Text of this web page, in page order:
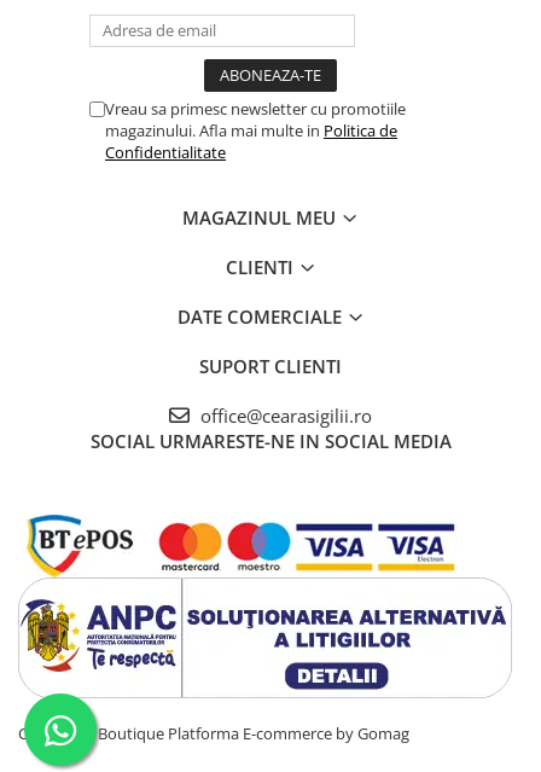
Vreau sa primesc newsletter cu promotiile
magazinului. Afla mai multe in Politica de
Confidentialitate
MAGAZINUL MEU
CLIENTI
DATE COMERCIALE
SUPORT CLIENTI
office@cearasigilii.ro
SOCIAL URMARESTE-NE IN SOCIAL MEDIA
Ceara Sigili Boutique Platforma E-commerce by Gomag